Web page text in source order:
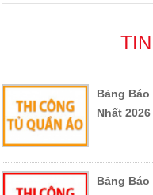
Bảng
Nhất 2026
Bảng Báo